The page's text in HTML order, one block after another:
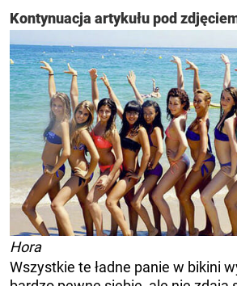
Kontynuacja artykułu pod
Hora
Wszystkie te ładne panie w bikini